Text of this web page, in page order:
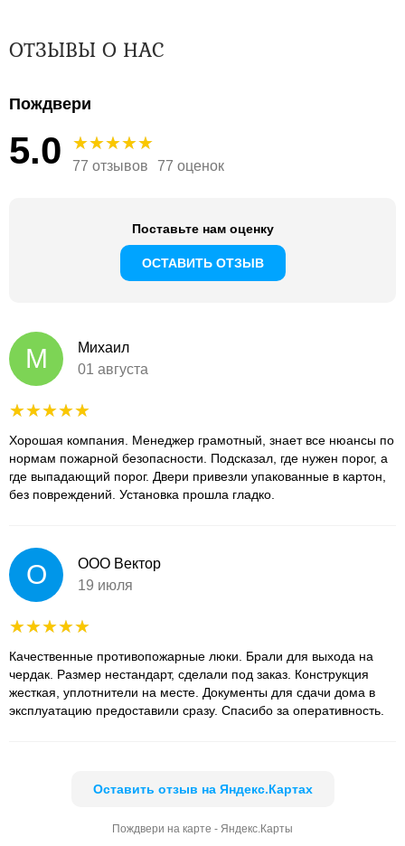
ОТЗЫВЫ О НАС
Пождвери
5.0 77 отзывов 77 оценок
Поставьте нам оценку
ОСТАВИТЬ ОТЗЫВ
М
Михаил
01 августа
Хорошая компания. Менеджер грамотный, знает все нюансы по
нормам пожарной безопасности. Подсказал, где нужен порог, а
где выпадающий порог. Двери привезли упакованные в картон,
без повреждений. Установка прошла гладко.
О
ООО Вектор
19 июля
Качественные противопожарные люки. Брали для выхода на
чердак. Размер нестандарт, сделали под заказ. Конструкция
жесткая, уплотнители на месте. Документы для сдачи дома в
эксплуатацию предоставили сразу. Спасибо за оперативность.
Оставить отзыв на Яндекс.Картах
Пождвери на карте - Яндекс.Карты